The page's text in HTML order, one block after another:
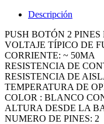
Descripción
PUSH BOTÓN 2
VOLTAJE TÍPICO DE
CORRIENTE: ~ 50MA
RESISTENCIA DE
RESISTENCIA DE
TEMPERATURA DE
COLOR : BLANCO
ALTURA DESDE LA
NUMERO DE PINES: 2